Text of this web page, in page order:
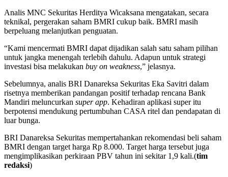
Analis MNC Sekuritas Herditya Wicaksana mengatakan, secara
teknikal, pergerakan saham BMRI cukup baik. BMRI masih
berpeluang melanjutkan penguatan.
“Kami mencermati BMRI dapat dijadikan salah satu saham pilihan
untuk jangka menengah terlebih dahulu. Adapun untuk strategi
investasi bisa melakukan buy on weakness,” jelasnya.
Sebelumnya, analis BRI Danareksa Sekuritas Eka Savitri dalam
risetnya memberikan pandangan positif terhadap rencana Bank
Mandiri meluncurkan super app. Kehadiran aplikasi super itu
berpotensi mendukung pertumbuhan CASA ritel dan pendapatan di
luar bunga.
BRI Danareksa Sekuritas mempertahankan rekomendasi beli saham
BMRI dengan target harga Rp 8.000. Target harga tersebut juga
mengimplikasikan perkiraan PBV tahun ini sekitar 1,9 kali.(tim
redaksi)